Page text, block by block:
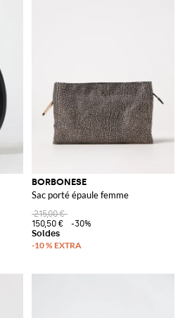
BORBONESE
Sac porté épaule femme
215,00 €
150,50 €
-30%